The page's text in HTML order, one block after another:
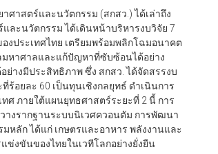
ศาสตร์และนวัตกรรม (สกสว.) ได้เล่าถึง
ละนวัตกรรม ได้เดินหน้าบริหารงบวิจัย 7
งประเทศไทย เตรียมพร้อมพลิกโฉมอนาคต
มหาศาลและแก้ปัญหาที่ซับซ้อนได้อย่าง
างมีประสิทธิภาพ ซึ่ง สกสว. ได้จัดสรรงบ
อยละ 60 เป็นทุนเชิงกลยุทธ์ ดำเนินการ
ศ ภายใต้แผนยุทธศาสตร์ระยะที่ 2 นี้ การ
งรากฐานระบบนิเวศควอนตัม การพัฒนา
หลัก ได้แก่ เกษตรและอาหาร พลังงานและ
ข่งขันของไทยในเวทีโลกอย่างยั่งยืน